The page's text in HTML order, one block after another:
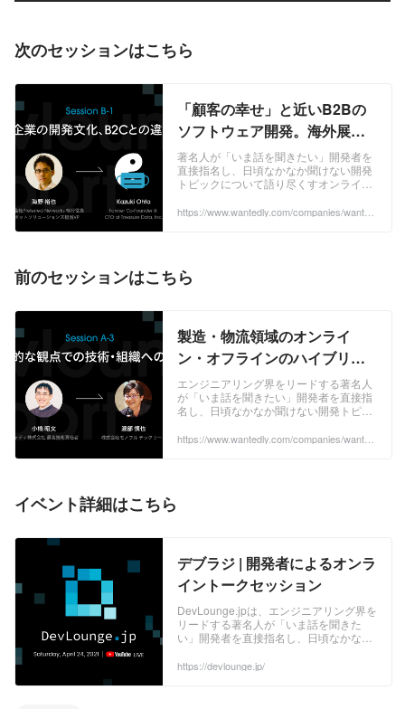
次のセッションはこちら
「顧客の幸せ」と近いB2Bの
ソフトウェア開発。海外展開
と日本のエンジニアに求める
要素とは | DevLounge.jp
Session B-1レポート |
Wantedly, Inc.
著名人が「いま話を聞きたい」開発者を
直接指名し、日頃なかなか聞けない開発
トピックについて語り尽くすオンライン
Session B-1は株式会社Preferred
す。 ...
https://www.wantedly.com/companies/wantedl
前のセッションはこちら
製造・物流領域のオンライ
ン・オフラインのハイブリッ
ドとエッジコンピューティン
グの可能性 | DevLounge.jp
Session A-3レポート |
Wantedly, Inc.
エンジニアリング界をリードする著名人
が「いま話を聞きたい」開発者を直接指
名し、日頃なかなか聞けない開発トピッ
セッション「DevLounge.jp」。 Session
https://www.wantedly.com/companies/wantedl
イベント詳細はこちら
デブラジ | 開発者によるオンラ
イントークセッション
DevLounge.jpは、エンジニアリング界を
リードする著名人が「いま話を聞きた
い」開発者を直接指名し、日頃なかなか
すオンライントークセッションです。
https://devlounge.jp/